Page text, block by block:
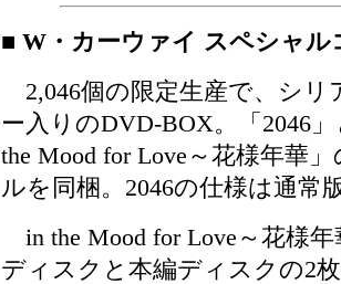
■ W・カーウァイ スペシャル
2,046個の限定生産で、シリ
ー入りのDVD-BOX。「2046
the Mood for Love～花様年華
ルを同梱。2046の仕様は通常
in the Mood for Love～花様
ディスクと本編ディスクの2